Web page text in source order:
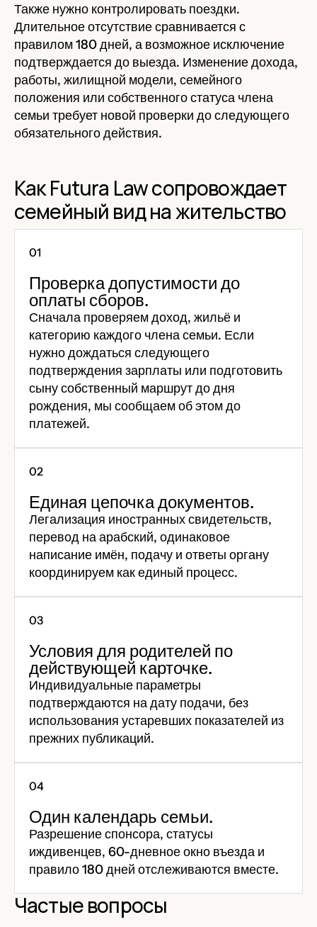
Также нужно контролировать поездки.
Длительное отсутствие сравнивается с
правилом 180 дней, а возможное исключение
подтверждается до выезда. Изменение дохода,
работы, жилищной модели, семейного
положения или собственного статуса члена
семьи требует новой проверки до следующего
обязательного действия.
Как Futura Law сопровождает
семейный вид на жительство
Проверка допустимости до
оплаты сборов.
Сначала проверяем доход, жильё и
категорию каждого члена семьи. Если
нужно дождаться следующего
подтверждения зарплаты или подготовить
сыну собственный маршрут до дня
рождения, мы сообщаем об этом до
платежей.
Единая цепочка документов.
Легализация иностранных свидетельств,
перевод на арабский, одинаковое
написание имён, подачу и ответы органу
координируем как единый процесс.
Условия для родителей по
действующей карточке.
Индивидуальные параметры
подтверждаются на дату подачи, без
использования устаревших показателей из
прежних публикаций.
Один календарь семьи.
Разрешение спонсора, статусы
иждивенцев, 60-дневное окно въезда и
правило 180 дней отслеживаются вместе.
Частые вопросы